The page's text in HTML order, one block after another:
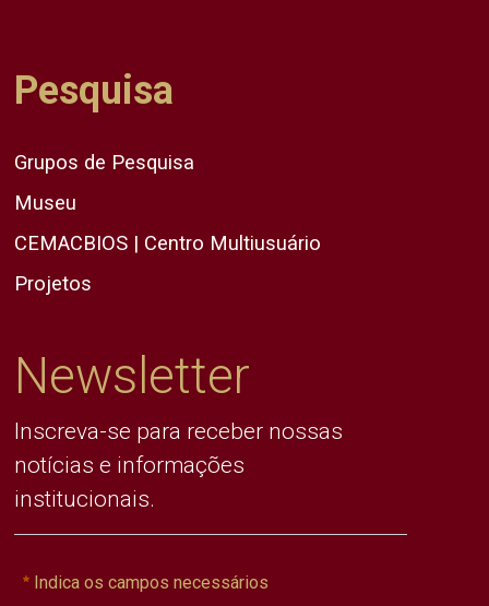
Pesquisa
Grupos de Pesquisa
Museu
CEMACBIOS | Centro Multiusuário
Projetos
Newsletter
Inscreva-se para receber nossas
notícias e informações
institucionais.
Indica os campos necessários